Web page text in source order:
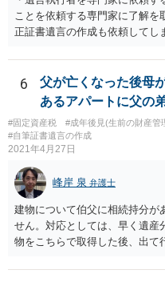
ことを依頼する専門家に了解
正証書遺言の作成も依頼してし
ません。 遺言執行者に就任し
弁護士費用としてかかります
筆証書遺言の存在を親族がな
書を法務局に保管した場合、
ることになりますので、「法務
がなかったもの」にすることは
がありえますが、その予防方法
難しいです。
6
父が亡くなった後母
あるアパートに父の
#固定資産税 #成年後見(生前の財産管
#自筆証書遺言の作成
2021年4月27日
峰岸 泉 弁護士
建物について伯父に相続持分が
せん。対応としては、早く遺産
物をこちらで取得した後、出て
っていない部分については請求